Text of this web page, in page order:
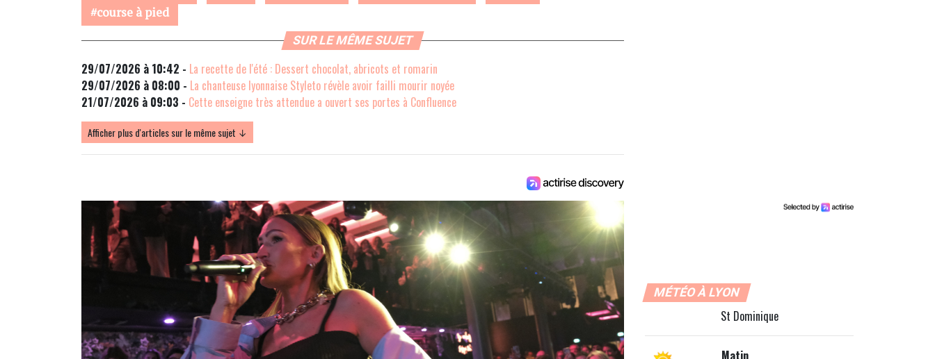
course à pied
SUR LE MÊME SUJET
29/07/2026 à 10:42 - La recette de l'été : Dessert chocolat, abricots et romarin
29/07/2026 à 08:00 - La chanteuse lyonnaise Styleto révèle avoir failli mourir noyée
21/07/2026 à 09:03 - Cette enseigne très attendue a ouvert ses portes à Confluence
Afficher plus d'articles sur le même sujet ↓
MÉTÉO À LYON
St Dominique
Matin